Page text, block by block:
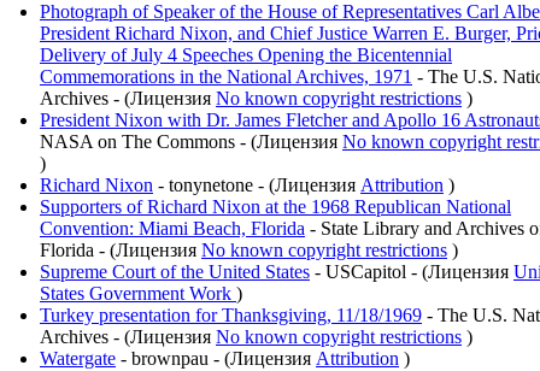
Photograph of Speaker of the House of Representatives Carl
President Richard Nixon, and Chief Justice Warren E. Burger,
Delivery of July 4 Speeches Opening the Bicentennial
Commemorations in the National Archives, 1971 - The U.S.
Archives - (Лицензия No known copyright restrictions )
President Nixon with Dr. James Fletcher and Apollo 16
NASA on The Commons - (Лицензия No known copyright
)
Richard Nixon - tonynetone - (Лицензия Attribution )
Supporters of Richard Nixon at the 1968 Republican National
Convention: Miami Beach, Florida - State Library and Archives
Florida - (Лицензия No known copyright restrictions )
Supreme Court of the United States - USCapitol - (Лицензия
States Government Work )
Turkey presentation for Thanksgiving, 11/18/1969 - The U.S.
Archives - (Лицензия No known copyright restrictions )
Watergate - brownpau - (Лицензия Attribution )